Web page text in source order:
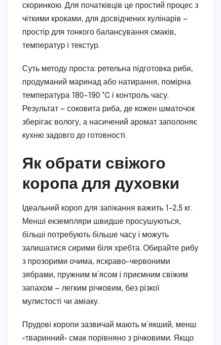
скоринкою. Для початківців це простий процес з
чіткими кроками, для досвідчених кулінарів —
простір для тонкого балансування смаків,
температур і текстур.
Суть методу проста: ретельна підготовка риби,
продуманий маринад або натирання, помірна
температура 180–190 °C і контроль часу.
Результат — соковита риба, де кожен шматочок
зберігає вологу, а насичений аромат заполоняє
кухню задовго до готовності.
Як обрати свіжого
коропа для духовки
Ідеальний короп для запікання важить 1–2,5 кг.
Менші екземпляри швидше просушуються,
більші потребують більше часу і можуть
залишатися сирими біля хребта. Обирайте рибу
з прозорими очима, яскраво-червоними
зябрами, пружним м’ясом і приємним свіжим
запахом — легким річковим, без різкої
мулистості чи аміаку.
Прудові коропи зазвичай мають м’якший, менш
«тваринний» смак порівняно з річковими. Якщо